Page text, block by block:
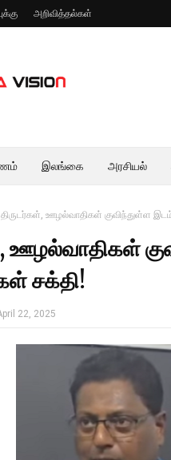
அறிவித்தல்கள்
இலங்கை அரசியல்
திருடர்கள், ஊழல்வாதிகள் குவிந்துள்ள
ஊழல்வாதிகள்
சக்தி!
22, 2025